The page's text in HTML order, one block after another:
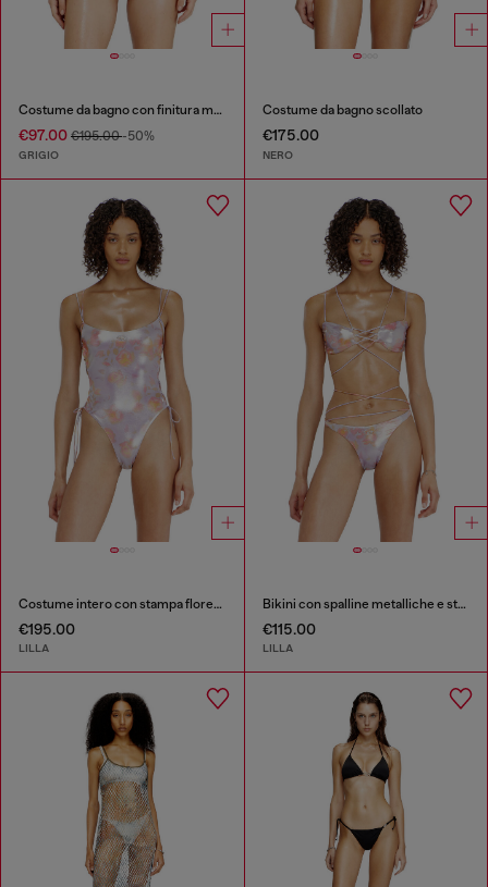
Costume da bagno con finitura metallizzata
€97.00 €195.00-50%
GRIGIO
Costume da bagno scollato
€175.00
NERO
Costume intero con stampa floreale metallizzata e lacci
€195.00
LILLA
Bikini con spalline metalliche e stampa floreale
€115.00
LILLA